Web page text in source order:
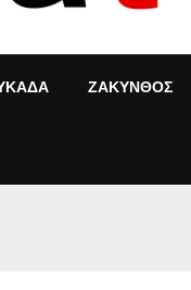
ΖΑΚΥΝΘΟΣ